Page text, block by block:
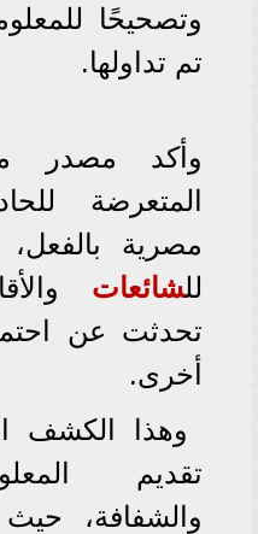
وتصحيحًا
تم تداولها.
وأكد مصدر
المتعرضة
مصرية
للشائعات
تحدثت عن
أخرى.
وهذا الكشف
تقديم
والشفافة،